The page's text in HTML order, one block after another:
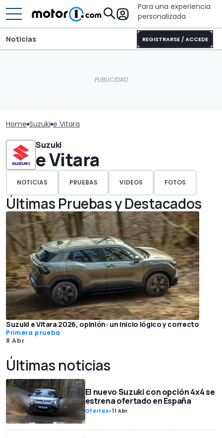
Para una experiencia
personalizada
REGISTRARSE / ACCEDE
Noticias
Home Suzuki e Vitara
Suzuki
e Vitara
NOTICIAS PRUEBAS VIDEOS FOTOS
Últimas Pruebas y Destacados
Suzuki e Vitara 2026, opinión: un inicio lógico y correcto
Primera prueba
8 Abr
Últimas noticias
El nuevo Suzuki con opción 4x4 se
estrena ofertado en España
Ofertas-11 Abr